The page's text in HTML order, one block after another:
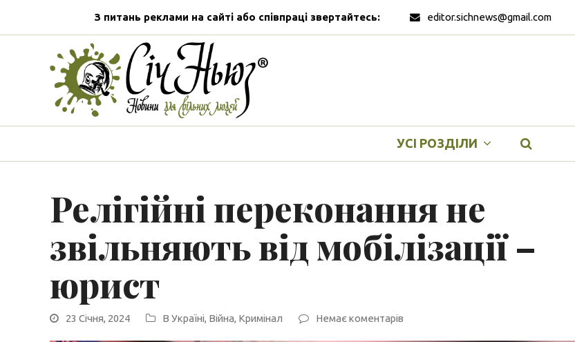
З питань реклами на сайті або співпраці звертайтесь: editor.sichnews@gmail.com
УСІ РОЗДІЛИ
Релігійні переконання не
звільняють від мобілізації –
юрист
23 Січня, 2024 В Україні, Війна, Кримінал Немає коментарів